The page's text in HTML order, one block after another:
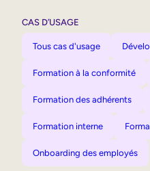
CAS D’USAGE
Tous cas d'usage
Formation à la conformité
Formation des adhérents
Formation interne
Onboarding des employés